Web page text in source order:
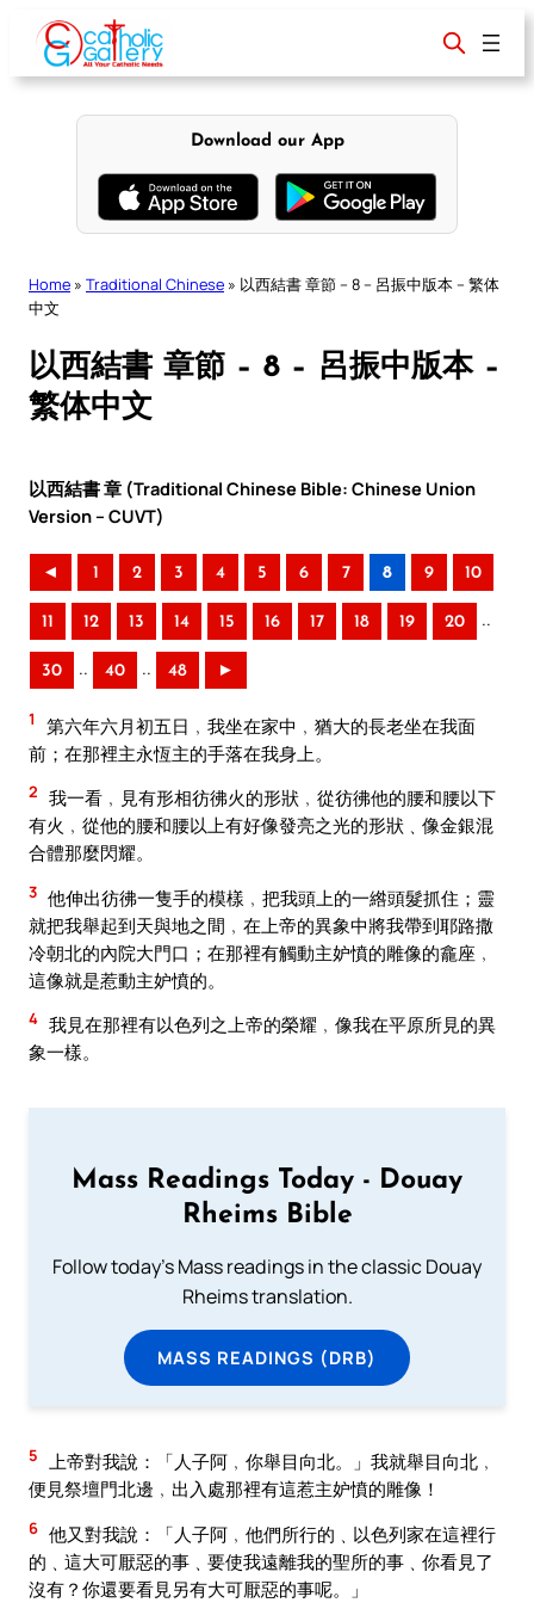
content
Download our App
Home » Traditional Chinese » 以西結書 章節 – 8 – 呂振中版本 – 繁体
中文
以西結書 章節 – 8 – 呂振中版本 –
繁体中文
以西結書 章 (Traditional Chinese Bible: Chinese Union
Version – CUVT)
◄ 1 2 3 4 5 6 7 8 9 10
11 12 13 14 15 16 17 18 19 20 ..
30 .. 40 .. 48 ►
1
第六年六月初五日﹐我坐在家中﹐猶大的長老坐在我面
前；在那裡主永恆主的手落在我身上。
2 我一看﹐見有形相彷彿火的形狀﹐從彷彿他的腰和腰以下
有火﹐從他的腰和腰以上有好像發亮之光的形狀﹑像金銀混
合體那麼閃耀。
3 他伸出彷彿一隻手的模樣﹐把我頭上的一綹頭髮抓住；靈
就把我舉起到天與地之間﹐在上帝的異象中將我帶到耶路撒
冷朝北的內院大門口；在那裡有觸動主妒憤的雕像的龕座﹐
這像就是惹動主妒憤的。
4 我見在那裡有以色列之上帝的榮耀﹐像我在平原所見的異
象一樣。
Mass Readings Today - Douay
Rheims Bible
Follow today's Mass readings in the classic Douay
Rheims translation.
MASS READINGS (DRB)
5 上帝對我說：「人子阿﹐你舉目向北。」我就舉目向北﹐
便見祭壇門北邊﹐出入處那裡有這惹主妒憤的雕像！
6 他又對我說：「人子阿﹐他們所行的﹑以色列家在這裡行
的﹑這大可厭惡的事﹑要使我遠離我的聖所的事﹑你看見了
沒有？你還要看見另有大可厭惡的事呢。」